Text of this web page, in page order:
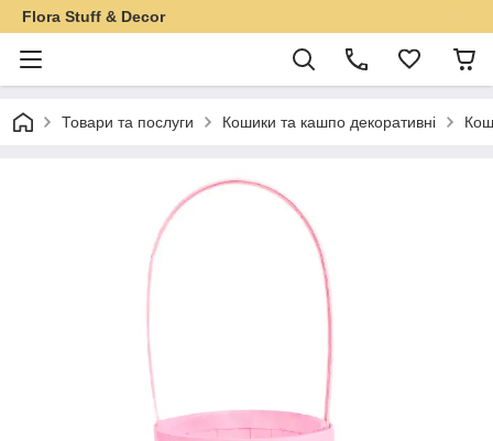
Flora Stuff & Decor
Товари та послуги Кошики та кашпо декоративні